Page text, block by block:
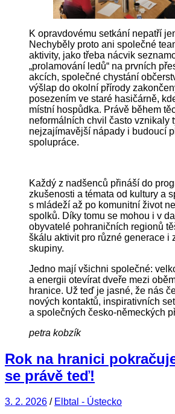
K opravdovému setkání nepatří
Nechyběly proto ani společné
aktivity, jako třeba nácvik
„prolamování ledů“ na prvních
akcích, společné chystání
výšlap do okolní přírody
posezením ve staré hasičárně,
místní hospůdka. Právě během
neformálních chvil často vznikaly
nejzajímavější nápady i budoucí
spolupráce.
Každý z nadšenců přináší do
zkušenosti a témata od kultury a
s mládeží až po komunitní život
spolků. Díky tomu se mohou i v
obyvatelé pohraničních regionů
škálu aktivit pro různé generace i
skupiny.
Jedno mají všichni společné:
a energii otevírat dveře mezi
hranice. Už teď je jasné, že nás
nových kontaktů, inspirativních
a společných česko-německých
petra kobzík
Rok na hranici
se právě teď!
3. 2. 2026 / Elbtal - Ústecko